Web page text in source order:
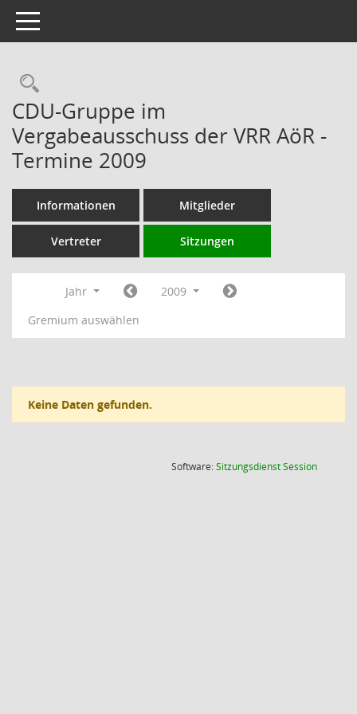
Toggle navigation
Rechercheauswahl
CDU-Gruppe im
Vergabeausschuss der VRR AöR -
Termine 2009
Informationen Mitglieder
Vertreter Sitzungen
Jahr
2009
Gremium auswählen
Keine Daten gefunden.
Software:SitzungsdienstSession(Wird in